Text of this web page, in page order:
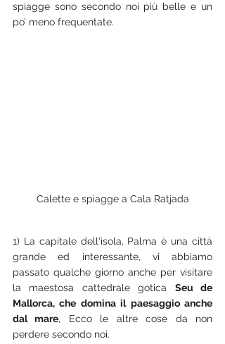
spiagge sono secondo noi più belle e un
po’ meno frequentate.
Calette e spiagge a Cala Ratjada
1) La capitale dell'isola, Palma è una città
grande ed interessante, vi abbiamo
passato qualche giorno anche per visitare
la maestosa cattedrale gotica Seu de
Mallorca, che domina il paesaggio anche
dal mare, Ecco le altre cose da non
perdere secondo noi.